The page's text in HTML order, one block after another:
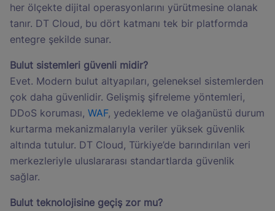
her ölçekte dijital operasyonlarını yürütmesine olanak
tanır. DT Cloud, bu dört katmanı tek bir platformda
entegre şekilde sunar.
Bulut sistemleri güvenli midir?
Evet. Modern bulut altyapıları, geleneksel sistemlerden
çok daha güvenlidir. Gelişmiş şifreleme yöntemleri,
DDoS koruması, WAF, yedekleme ve olağanüstü durum
kurtarma mekanizmalarıyla veriler yüksek güvenlik
altında tutulur. DT Cloud, Türkiye’de barındırılan veri
merkezleriyle uluslararası standartlarda güvenlik
sağlar.
Bulut teknolojisine geçiş zor mu?